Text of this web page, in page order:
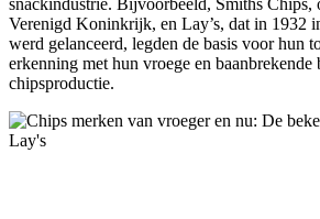
snackindustrie. Bijvoorbeeld, Smiths Chips,
Verenigd Koninkrijk, en Lay’s, dat in 1932
werd gelanceerd, legden de basis voor hun
erkenning met hun vroege en baanbrekende
chipsproductie.